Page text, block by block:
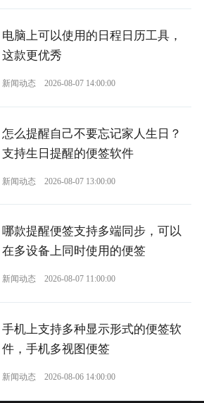
电脑上可以使用的日程日历工具，
这款更优秀
新闻动态 2026-08-07 14:00:00
怎么提醒自己不要忘记家人生日？
支持生日提醒的便签软件
新闻动态 2026-08-07 13:00:00
哪款提醒便签支持多端同步，可以
在多设备上同时使用的便签
新闻动态 2026-08-07 11:00:00
手机上支持多种显示形式的便签软
件，手机多视图便签
新闻动态 2026-08-06 14:00:00